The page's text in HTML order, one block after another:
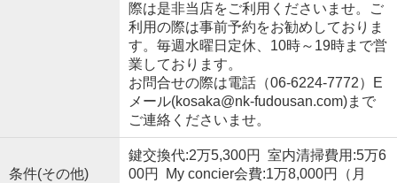
際は是非当店をご利用くださいませ。ご
利用の際は事前予約をお勧めしておりま
す。毎週水曜日定休、10時～19時まで営
業しております。
お問合せの際は電話（06-6224-7772）E
メール(kosaka@nk-fudousan.com)まで
ご連絡くださいませ。
条件(その他)
鍵交換代:2万5,300円 室内清掃費用:5万6
00円 My concier会費:1万8,000円（月